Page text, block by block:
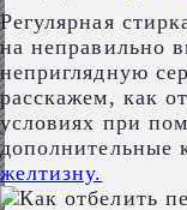
Регулярная
на неправильно
неприглядную
расскажем, как
условиях при
дополнительные
желтизну.